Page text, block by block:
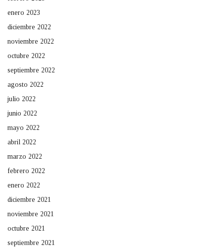
enero 2023
diciembre 2022
noviembre 2022
octubre 2022
septiembre 2022
agosto 2022
julio 2022
junio 2022
mayo 2022
abril 2022
marzo 2022
febrero 2022
enero 2022
diciembre 2021
noviembre 2021
octubre 2021
septiembre 2021